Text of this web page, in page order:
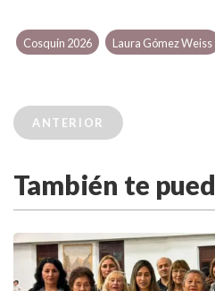
Cosquín 2026 Laura Gómez Weiss
ANTERIOR
También te